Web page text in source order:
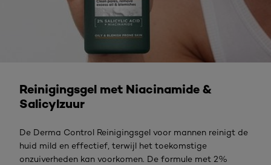
Reinigingsgel met Niacinamide &
Salicylzuur
De Derma Control Reinigingsgel voor mannen reinigt de
huid mild en effectief, terwijl het toekomstige
onzuiverheden kan voorkomen. De formule met 2%